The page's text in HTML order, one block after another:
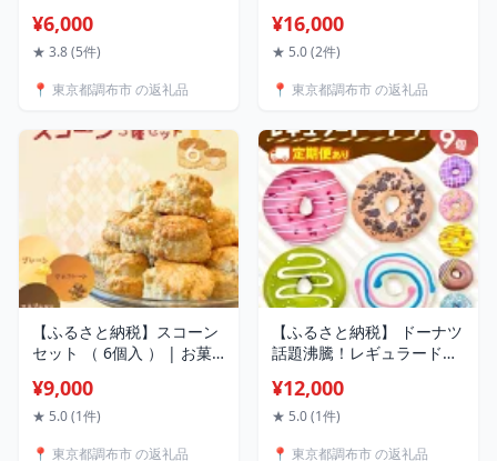
の定期便 Medium | ブーケ
高さ20-22cm フラワー ふ
インテリア 植物 お任せ お
日 親孝行 プレゼント贈り
物 新鮮 調布 東京都 定期便
¥6,000
★ 3.8 (5件)
📍 東京都調布市 の返礼品
TOKYO GOLDEN ALE 【 選
べる容量 】 6本 or 12本 or
エール フルーティー トロ
飲料 度数 Jリーグ サッカー
フットボール ギフト
¥16,000
★ 5.0 (2件)
📍 東京都調布市 の返礼品
【ふるさと納税】スコーン
セット （ 6個入 ） | お菓
菓子 イギリス菓子 プレー
ンスコーン おやつ 間食 ア
¥9,000
★ 5.0 (1件)
📍 東京都調布市 の返礼品
【ふるさと納税】 ドーナツ
話題沸騰！レギュラードー
12回 | SIUNAUS SWEETS
お菓子 カラフル バター不
¥12,000
★ 5.0 (1件)
📍 東京都調布市 の返礼品